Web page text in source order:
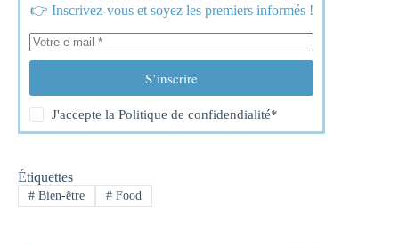
👉 Inscrivez-vous et soyez les premiers informés !
S’inscrire
J'accepte laPolitique de confidendialité*
Étiquettes
#Bien-être #Food